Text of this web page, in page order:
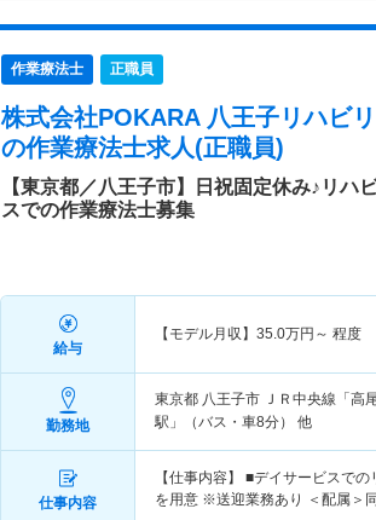
作業療法士 正職員
株式会社POKARA 八王子リハビ
の作業療法士求人(正職員)
【東京都／八王子市】日祝固定休み♪リハ
スでの作業療法士募集
給与
【モデル月収】 35.0万円～ 程度
勤務地
東京都 八王子市 ＪＲ中央線「高
駅」（バス・車8分） 他
仕事内容
【仕事内容】 ■デイサービスで
を用意 ※送迎業務あり ＜配属＞